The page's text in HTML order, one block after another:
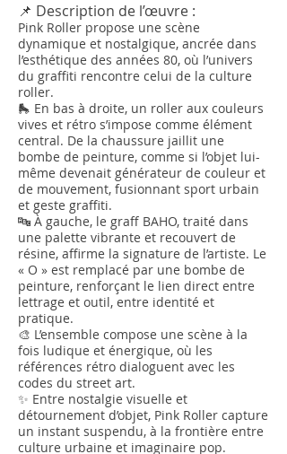
📌 Description de l’œuvre :
Pink Roller propose une scène
dynamique et nostalgique, ancrée dans
l’esthétique des années 80, où l’univers
du graffiti rencontre celui de la culture
roller.
🛼 En bas à droite, un roller aux couleurs
vives et rétro s’impose comme élément
central. De la chaussure jaillit une
bombe de peinture, comme si l’objet lui-
même devenait générateur de couleur et
de mouvement, fusionnant sport urbain
et geste graffiti.
🔤 À gauche, le graff BAHO, traité dans
une palette vibrante et recouvert de
résine, affirme la signature de l’artiste. Le
« O » est remplacé par une bombe de
peinture, renforçant le lien direct entre
lettrage et outil, entre identité et
pratique.
🎨 L’ensemble compose une scène à la
fois ludique et énergique, où les
références rétro dialoguent avec les
codes du street art.
✨ Entre nostalgie visuelle et
détournement d’objet, Pink Roller capture
un instant suspendu, à la frontière entre
culture urbaine et imaginaire pop.